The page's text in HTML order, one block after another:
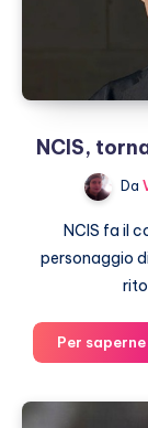
NCIS,
Da
NCIS fa il
personaggio
Per